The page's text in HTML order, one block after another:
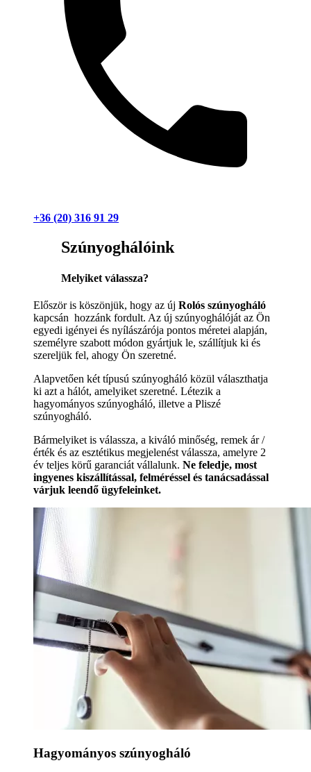
+36 (20) 316 91 29
Szúnyoghálóink
Melyiket válassza?
Először is köszönjük, hogy az új Rolós szúnyogháló
kapcsán hozzánk fordult. Az új szúnyoghálóját az Ön
egyedi igényei és nyílászárója pontos méretei alapján,
személyre szabott módon gyártjuk le, szállítjuk ki és
szereljük fel, ahogy Ön szeretné.
Alapvetően két típusú szúnyogháló közül választhatja
ki azt a hálót, amelyiket szeretné. Létezik a
hagyományos szúnyogháló, illetve a Pliszé
szúnyogháló.
Bármelyiket is válassza, a kiváló minőség, remek ár /
érték és az esztétikus megjelenést válassza, amelyre 2
év teljes körű garanciát vállalunk. Ne feledje, most
ingyenes kiszállítással, felméréssel és tanácsadással
várjuk leendő ügyfeleinket.
Hagyományos szúnyogháló